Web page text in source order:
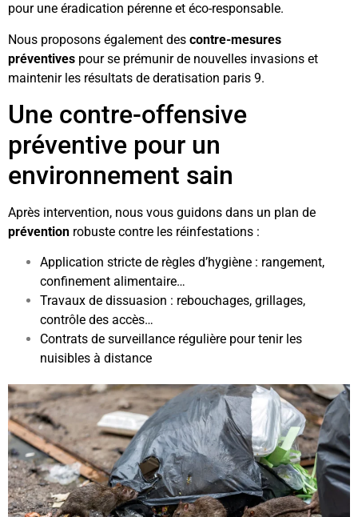
pour une éradication pérenne et éco-responsable.
Nous proposons également des contre-mesures
préventives pour se prémunir de nouvelles invasions et
maintenir les résultats de deratisation paris 9.
Une contre-offensive
préventive pour un
environnement sain
Après intervention, nous vous guidons dans un plan de
prévention robuste contre les réinfestations :
Application stricte de règles d’hygiène : rangement,
confinement alimentaire…
Travaux de dissuasion : rebouchages, grillages,
contrôle des accès…
Contrats de surveillance régulière pour tenir les
nuisibles à distance